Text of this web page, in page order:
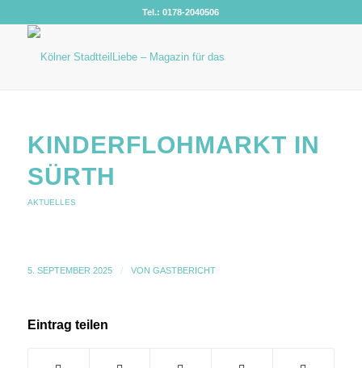
Tel.: 0178-2040506
KINDERFLOHMARKT IN
SÜRTH
AKTUELLES
5. SEPTEMBER 2025 / VON GASTBERICHT
Eintrag teilen